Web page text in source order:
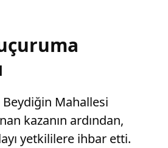
Beydiğin Mahallesi
kazanın ardından,
yetkililere ihbar etti.